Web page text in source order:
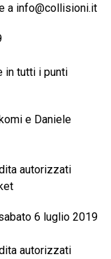
a info@collisioni.it
in tutti i punti
e Daniele
autorizzati
6 luglio 2019
autorizzati